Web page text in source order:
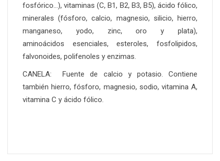
fosfórico…), vitaminas (C, B1, B2, B3, B5), ácido fólico,
minerales (fósforo, calcio, magnesio, silicio, hierro,
manganeso, yodo, zinc, oro y plata),
aminoácidos esenciales, esteroles, fosfolipidos,
falvonoides, polifenoles y enzimas.
CANELA: Fuente de calcio y potasio. Contiene
también hierro, fósforo, magnesio, sodio, vitamina A,
vitamina C y ácido fólico.